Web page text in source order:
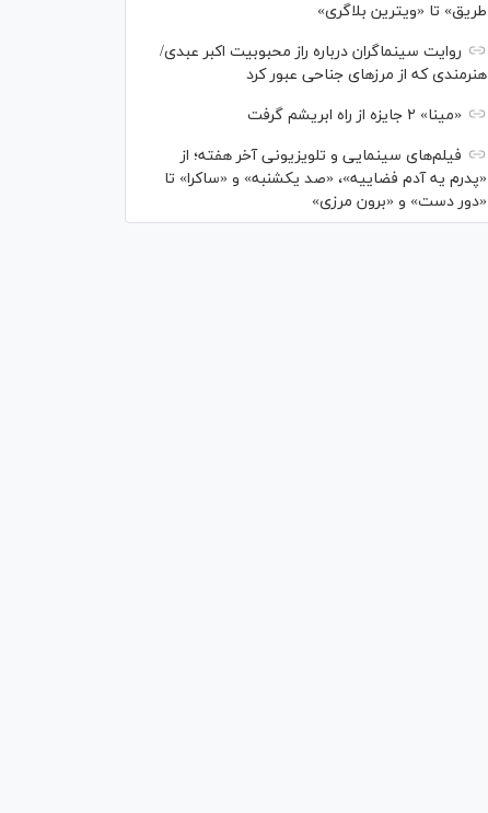
طریق» تا «ویترین بلاگری»
روایت سینماگران درباره راز محبوبیت اکبر عبدی/
هنرمندی که از مرزهای جناحی عبور کرد
«مینا» ۲ جایزه از راه ابریشم گرفت
فیلم‌های سینمایی و تلویزیونی آخر هفته؛ از
«پدرم یه آدم فضاییه»، «صد یکشنبه» و «ساکرا» تا
«دور دست» و «برون مرزی»